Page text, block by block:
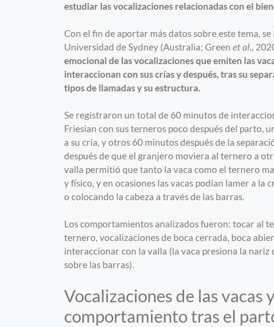
estudiar las vocalizaciones relacionadas con el
Con el fin de aportar más datos sobre este tema,
Universidad de Sydney (Australia; Green et al.,
emocional de las vocalizaciones que emiten las
interaccionan con sus crías y después, tras su
tipos de llamadas y su estructura.
Se registraron un total de 60 minutos de
Friesian con sus terneros poco después del parto,
a su cría, y otros 60 minutos después de la
después de que el granjero moviera al ternero a
valla permitió que tanto la vaca como el ternero
y físico, y en ocasiones las vacas podían lamer a la
o colocando la cabeza a través de las barras.
Los comportamientos analizados fueron: tocar al
ternero, vocalizaciones de boca cerrada, boca
interaccionar con la valla (la vaca presiona la nariz
sobre las barras).
Vocalizaciones de las vacas
comportamiento tras el